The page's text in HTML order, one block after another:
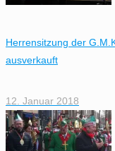
Herrensitzung der
ausverkauft
12. Januar 2018